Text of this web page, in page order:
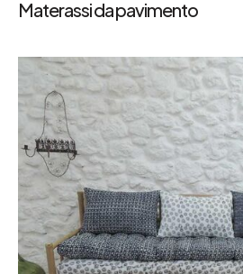
Materassi da pavimento